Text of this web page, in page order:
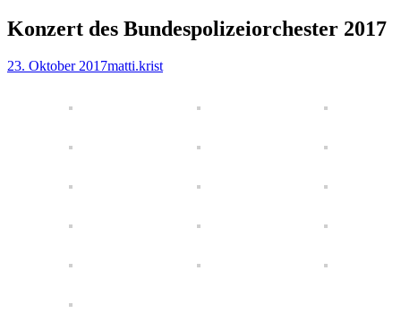
Konzert des Bundespolizeiorchester 2017
Gepostet
23. Oktober 2017Autor
matti.krist